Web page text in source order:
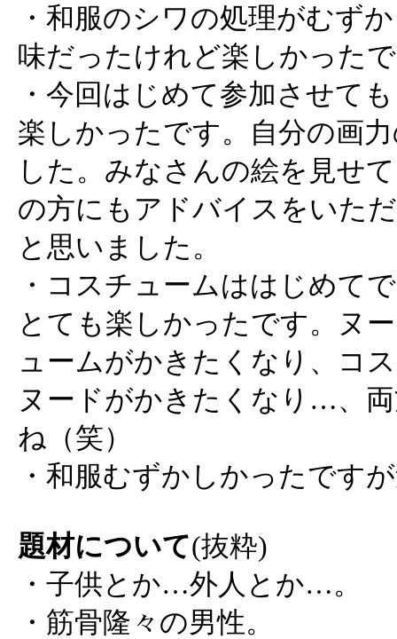
・和服のシワの処理がむず
味だったけれど楽しかった
・今回はじめて参加させて
楽しかったです。自分の画
した。みなさんの絵を見せ
の方にもアドバイスをいた
と思いました。
・コスチュームははじめて
とても楽しかったです。ヌ
ュームがかきたくなり、コ
ヌードがかきたくなり…、
ね（笑）
・和服むずかしかったです
題材について(抜粋)
・子供とか…外人とか…。
・筋骨隆々の男性。